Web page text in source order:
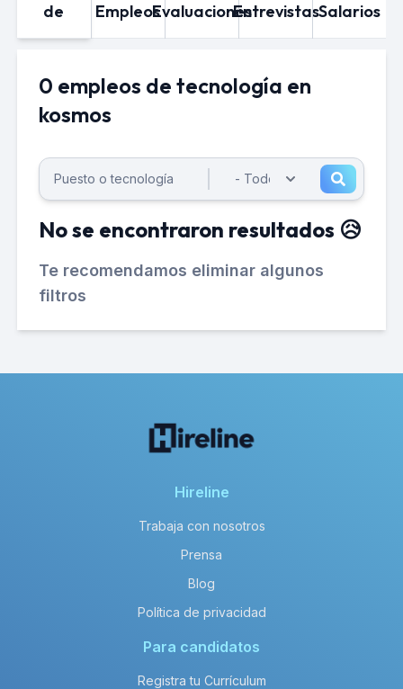
de
EmpleosEvaluacionesEntrevistasSalarios
0 empleos de tecnología en
kosmos
No se encontraron resultados 😥
Te recomendamos eliminar algunos
filtros
Hireline
Trabaja con nosotros
Prensa
Blog
Política de privacidad
Para candidatos
Registra tu Currículum